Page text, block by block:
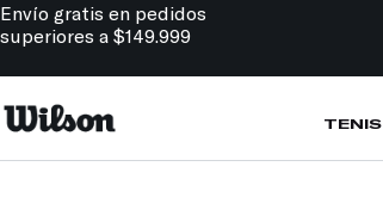
Envío gratis en pedidos
superiores a $149.999
TENIS